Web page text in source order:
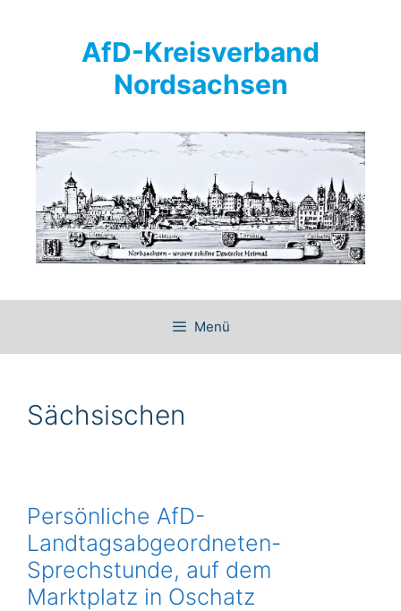
AfD-Kreisverband
Nordsachsen
Menü
Sächsischen
Persönliche AfD-
Landtagsabgeordneten-
Sprechstunde, auf dem
Marktplatz in Oschatz